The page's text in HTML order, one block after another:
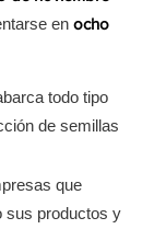
en ocho
todo tipo
de semillas
que
sus productos y